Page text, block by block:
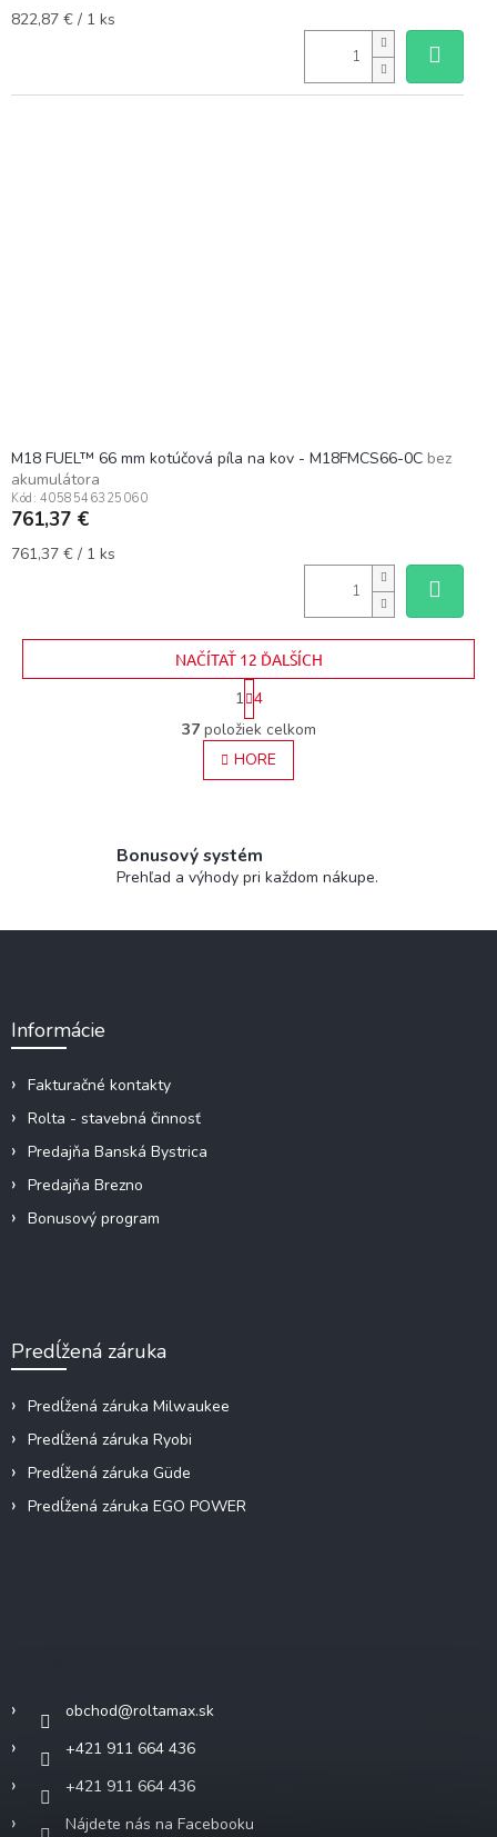
Jednotková
822,87 € / 1 ks
M18 FUEL™ 66 mm kotúčová píla na kov - M18FMCS66-0C bez
akumulátora
Kód: 4058546325060
761,37 €
Jednotková
761,37 € / 1 ks
O
v
l
á
i
e
r
NAČÍTAŤ 12 ĎALŠÍCH
S
t
r
á
n
k
n
i
1 4
37položiek celkom
HORE
Bonusový systém
Prehľad a výhody pri každom nákupe.
Informácie
Fakturačné kontakty
Rolta - stavebná činnosť
Predajňa Banská Bystrica
Predajňa Brezno
Bonusový program
Predĺžená záruka
Predĺžená záruka Milwaukee
Predĺžená záruka Ryobi
Predĺžená záruka Güde
Predĺžená záruka EGO POWER
obchod@roltamax.sk
+421 911 664 436
+421 911 664 436
Nájdete nás na Facebooku